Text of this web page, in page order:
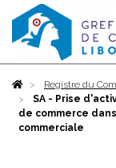
AccueilRegistre du
SA - Prise
de commerce
commerciale